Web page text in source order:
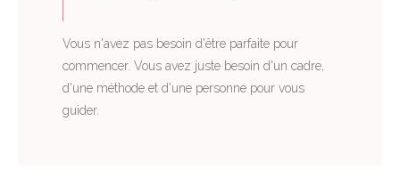
Vous n'avez pas besoin d'être parfaite pour
commencer. Vous avez juste besoin d'un cadre,
d'une méthode et d'une personne pour vous
guider.